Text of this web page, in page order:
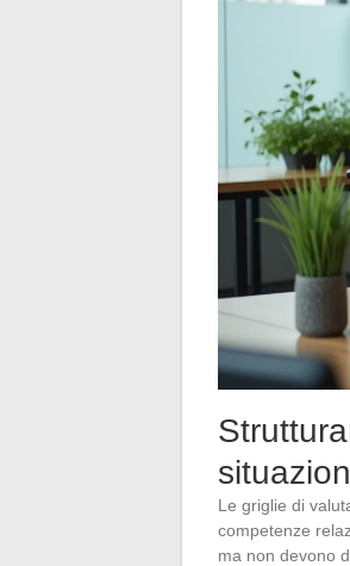
Le griglie di
competenze
ma non devono